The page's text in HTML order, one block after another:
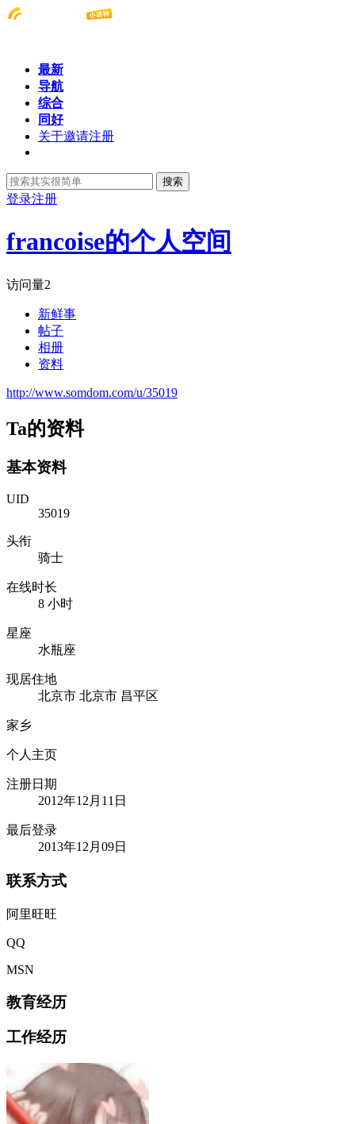
最新
导航
综合
同好
关于邀请注册
搜索
登录注册
francoise的个人空间
访问量2
新鲜事
帖子
相册
资料
http://www.somdom.com/u/35019
Ta的资料
基本资料
UID
35019
头衔
骑士
在线时长
8 小时
星座
水瓶座
现居住地
北京市 北京市 昌平区
家乡
个人主页
注册日期
2012年12月11日
最后登录
2013年12月09日
联系方式
阿里旺旺
QQ
MSN
教育经历
工作经历